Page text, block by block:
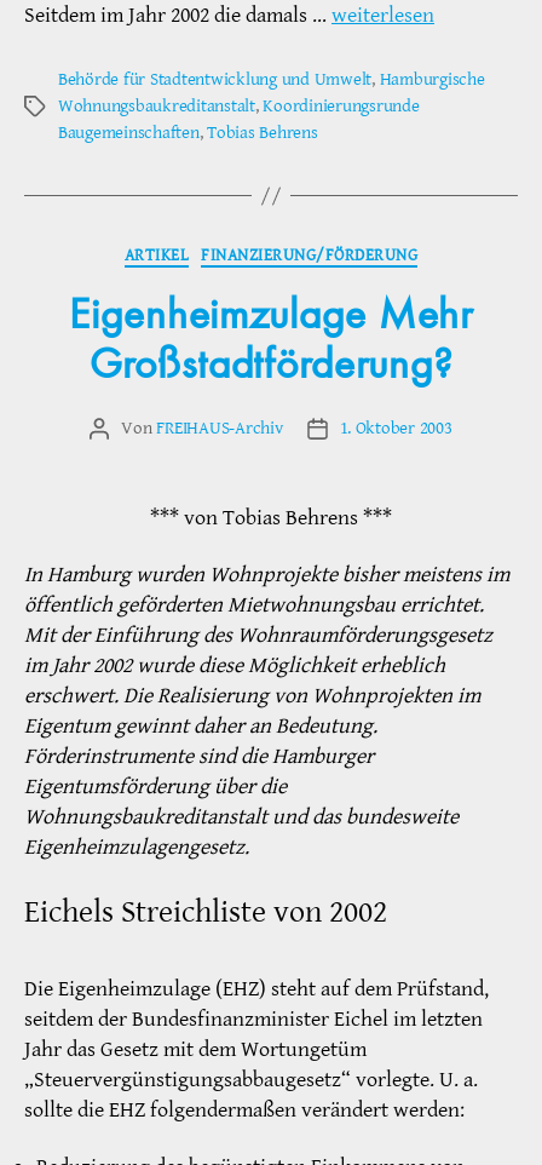
Seitdem im Jahr 2002 die damals … weiterlesen
Schlagwörter
Behörde für Stadtentwicklung und Umwelt, Hamburgische
Wohnungsbaukreditanstalt,Koordinierungsrunde
Baugemeinschaften,Tobias Behrens
Kategorien
ARTIKEL FINANZIERUNG/FÖRDERUNG
Eigenheimzulage Mehr
Großstadtförderung?
Beitragsautor
VonFREIHAUS-Archiv Veröffentlichungsdatum
1. Oktober 2003
*** von Tobias Behrens ***
In Hamburg wurden Wohnprojekte bisher meistens im
öffentlich geförderten Mietwohnungsbau errichtet.
Mit der Einführung des Wohnraumförderungsgesetz
im Jahr 2002 wurde diese Möglichkeit erheblich
erschwert. Die Realisierung von Wohnprojekten im
Eigentum gewinnt daher an Bedeutung.
Förderinstrumente sind die Hamburger
Eigentumsförderung über die
Wohnungsbaukreditanstalt und das bundesweite
Eigenheimzulagengesetz.
Eichels Streichliste von 2002
Die Eigenheimzulage (EHZ) steht auf dem Prüfstand,
seitdem der Bundesfinanzminister Eichel im letzten
Jahr das Gesetz mit dem Wortungetüm
„Steuervergünstigungsabbaugesetz“ vorlegte. U. a.
sollte die EHZ folgendermaßen verändert werden: